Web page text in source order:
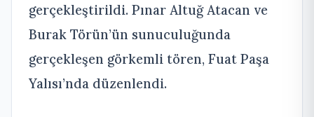
gerçekleştirildi. Pınar Altuğ Atacan ve
Burak Törün’ün sunuculuğunda
gerçekleşen görkemli tören, Fuat Paşa
Yalısı’nda düzenlendi.